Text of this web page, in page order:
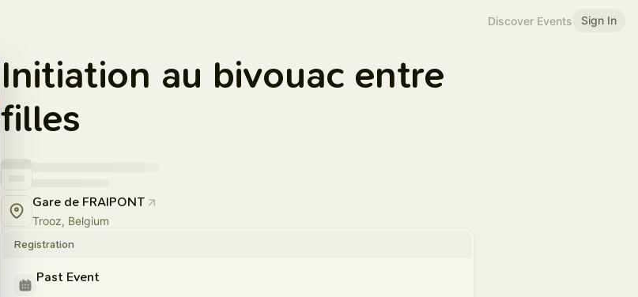
Discover Events Sign In
Initiation au bivouac entre
filles
Gare de FRAIPONT
Trooz, Belgium
Registration
Past Event